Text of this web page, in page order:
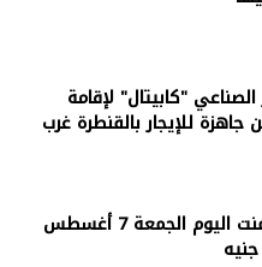
"كابيتال" لإقامة
جاهزة للإيجار بالقنطرة غرب
استقرار سعر الأسمنت اليوم الجمعة 7 أغسطس